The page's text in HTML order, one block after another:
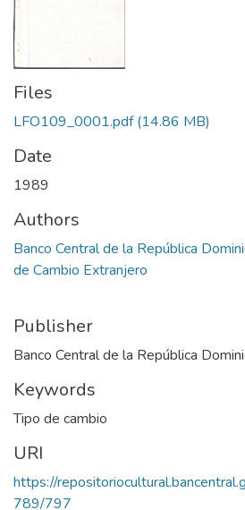
Files
LFO109_0001.pdf(14.86 MB)
Date
1989
Authors
Banco Central de la República
de Cambio Extranjero
Publisher
Banco Central de la República
Keywords
Tipo de cambio
URI
https://
789/797